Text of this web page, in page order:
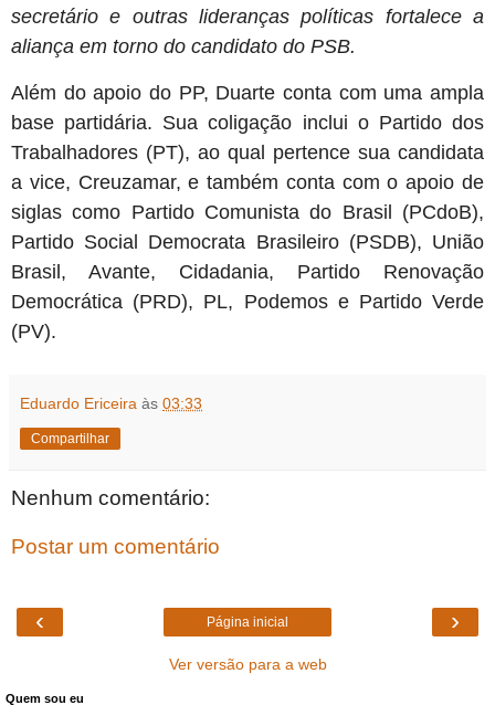
secretário e outras lideranças políticas fortalece a
aliança em torno do candidato do PSB.
Além do apoio do PP, Duarte conta com uma ampla
base partidária. Sua coligação inclui o Partido dos
Trabalhadores (PT), ao qual pertence sua candidata
a vice, Creuzamar, e também conta com o apoio de
siglas como Partido Comunista do Brasil (PCdoB),
Partido Social Democrata Brasileiro (PSDB), União
Brasil, Avante, Cidadania, Partido Renovação
Democrática (PRD), PL, Podemos e Partido Verde
(PV).
Eduardo Ericeira às 03:33
Compartilhar
Nenhum comentário:
Postar um comentário
‹ ›
Página inicial
Ver versão para a web
Quem sou eu